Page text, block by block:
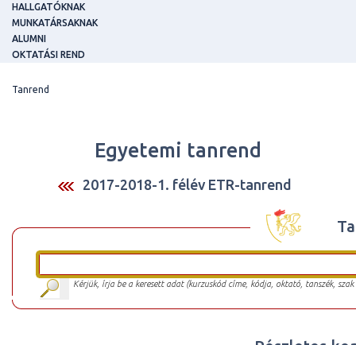
HALLGATÓKNAK
MUNKATÁRSAKNAK
ALUMNI
OKTATÁSI REND
Tanrend
Egyetemi tanrend
2017-2018-1. félév ETR-tanrend
Kérjük, írja be a keresett adat (kurzuskód címe, kódja, oktató, tanszék,